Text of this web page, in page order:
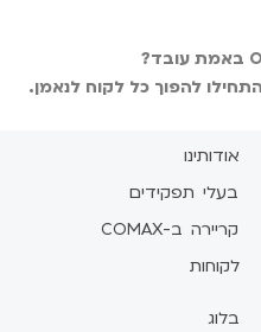
להפוך כל לקוח לנאמן.
אודותינו
בעלי תפקידים
קריירה ב-COMAX
לקוחות
בלוג